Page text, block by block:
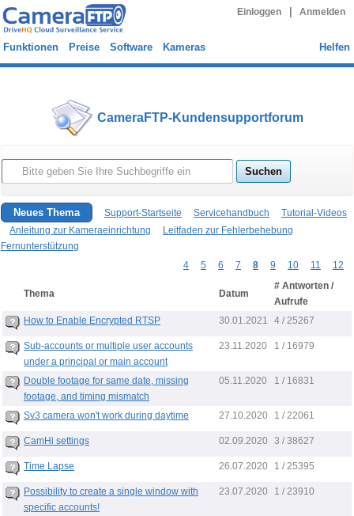
Einloggen Anmelden
Funktionen Preise Software Kameras Helfen
CameraFTP-Kundensupportforum
Neues Thema Support-Startseite Servicehandbuch
Tutorial-Videos
Anleitung zur Kameraeinrichtung
Leitfaden zur Fehlerbehebung
Fernunterstützung
4
5 6 7 8 9 10 11 12
Thema Datum
# Antworten /
Aufrufe
How to Enable Encrypted RTSP
30.01.2021 4 / 25267
Sub-accounts or multiple user accounts
under a principal or main account
23.11.2020 1 / 16979
Double footage for same date, missing
footage, and timing mismatch
05.11.2020 1 / 16831
Sv3 camera won't work during daytime 27.10.2020 1 / 22061
CamHi settings 02.09.2020 3 / 38627
Time Lapse 26.07.2020 1 / 25395
Possibility to create a single window with
specific accounts!
23.07.2020 1 / 23910